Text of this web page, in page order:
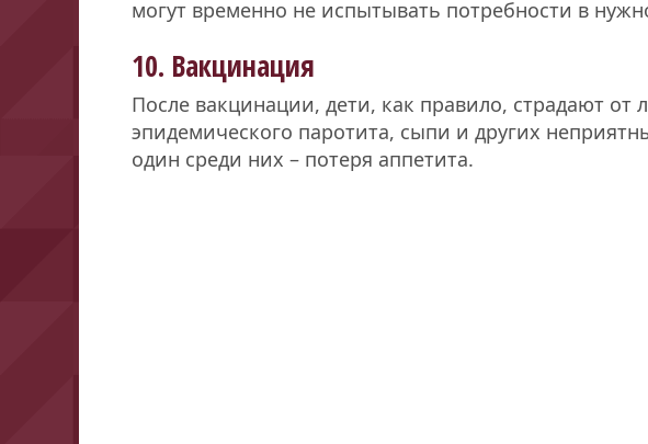
могут временно не испытывать потребности в
10. Вакцинация
После вакцинации, дети, как правило, страдают от
эпидемического паротита, сыпи и других
один среди них – потеря аппетита.